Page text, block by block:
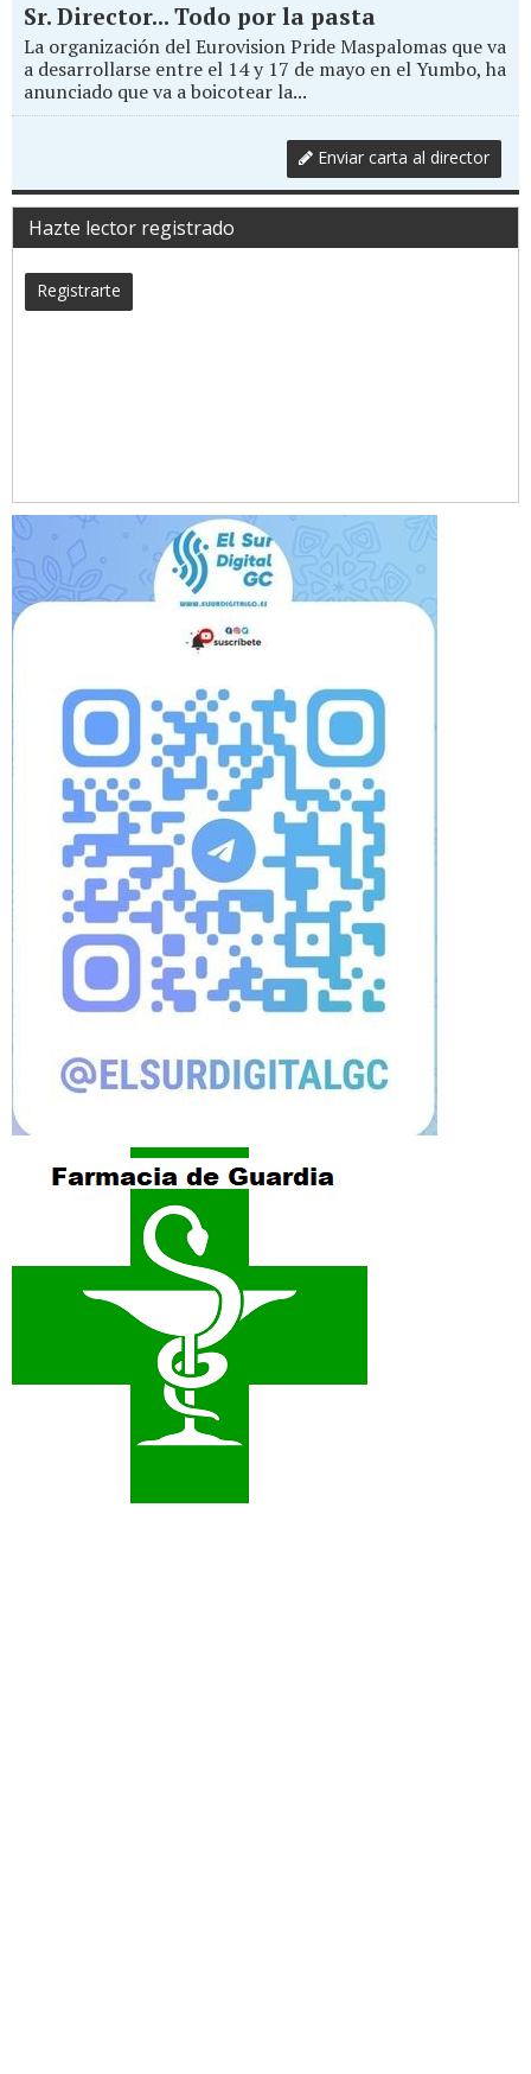
Sr. Director... Todo por la pasta
La organización del Eurovision Pride Maspalomas que va
a desarrollarse entre el 14 y 17 de mayo en el Yumbo, ha
anunciado que va a boicotear la...
Enviar carta al director
Hazte lector registrado
Registrarte